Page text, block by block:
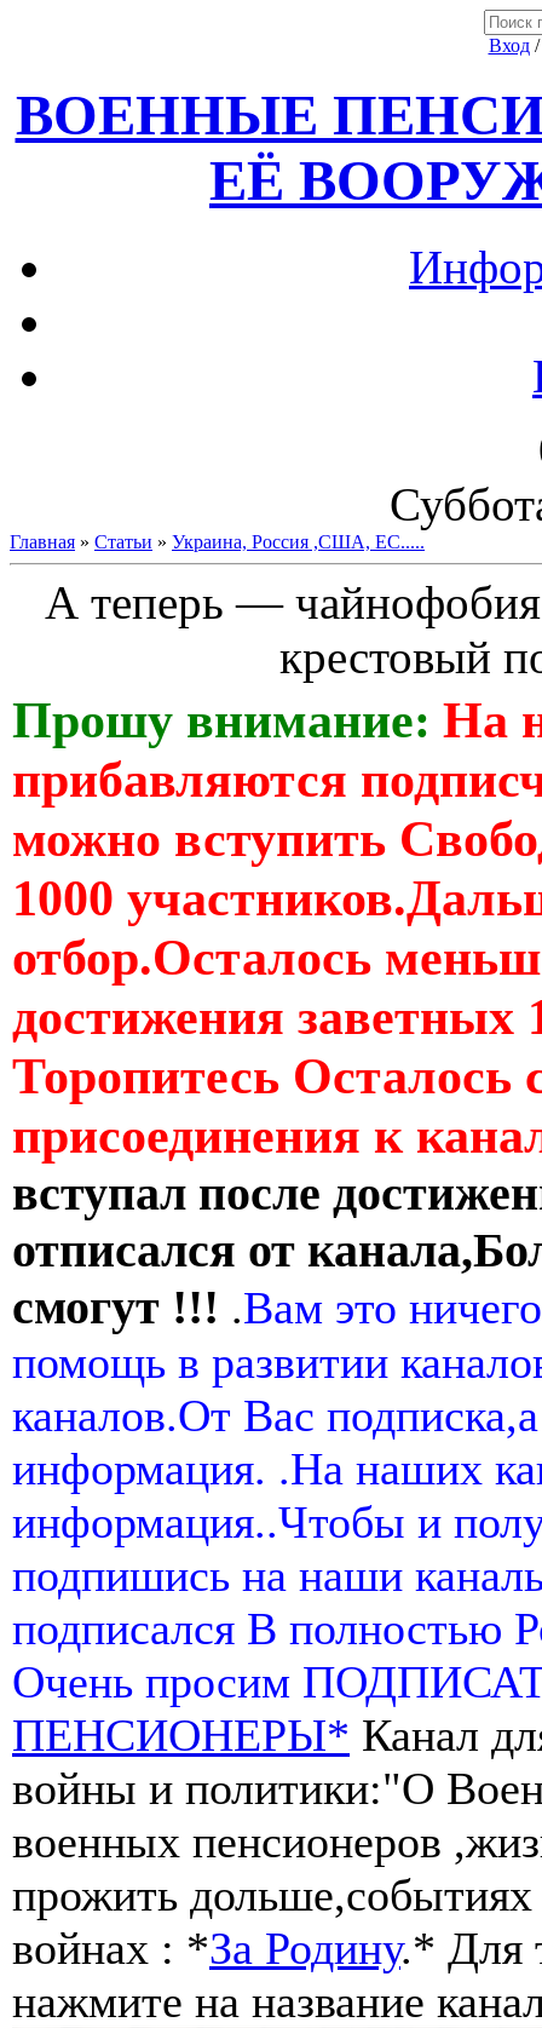
Вход
ВОЕННЫЕ
ЕЁ
Главная » Статьи » Украина, Россия ,США, ЕС.....
А теперь —
крестовый
Прошу внимание: На
прибавляются
можно вступить
1000
отбор.Осталось
достижения заветных
Торопитесь Осталось
присоединения к
вступал после
отписался от
смогут !!! .Вам это
помощь в развитии
каналов.От Вас
информация. .На наших
информация..Чтобы и
подпишись на наши
подписался В полностью
Очень просим
ПЕНСИОНЕРЫ* Канал
войны и политики:"О
военных пенсионеров
прожить
войнах : *За Родину.* Для
нажмите на название